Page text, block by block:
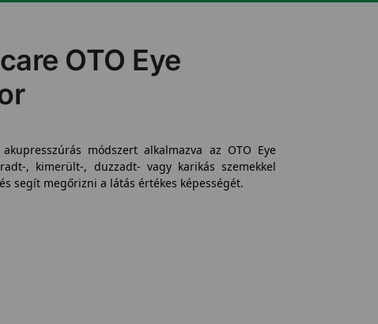
OTO Eye
módszert alkalmazva az OTO Eye
, kimerült-, duzzadt- vagy karikás szemekkel
segít megőrizni a látás értékes képességét.